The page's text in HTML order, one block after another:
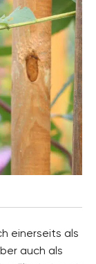
einerseits als
auch als